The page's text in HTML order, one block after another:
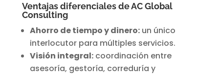
Ventajas diferenciales de AC Global
Consulting
Ahorro de tiempo y dinero:un único
interlocutor para múltiples servicios.
Visión integral:coordinación entre
asesoría, gestoría, correduría y